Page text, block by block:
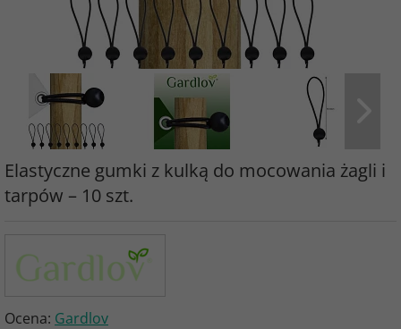
Elastyczne gumki z kulką do mocowania żagli i
tarpów – 10 szt.
Ocena: Gardlov